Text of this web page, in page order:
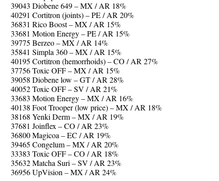
39043 Diobene 649 – MX / AR 18%
40291 Cortitron (joints) – PE / AR 20%
36831 Rico Boost – MX / AR 15%
33681 Motion Energy – PE / AR 15%
39775 Berzeo – MX / AR 14%
35841 Simpla 360 – MX / AR 15%
40195 Cortitron (hemorrhoids) – CO / AR 27%
37756 Toxic OFF – MX / AR 15%
39058 Diobene low – GT / AR 28%
40052 Toxic OFF – SV / AR 21%
33683 Motion Energy – MX / AR 16%
40138 Foot Trooper (low price) – MX / AR 18%
38168 Yenki Derm – MX / AR 19%
37681 Joinflex – CO / AR 23%
36800 Magicoa – EC / AR 19%
39465 Congelum – MX / AR 20%
33383 Toxic OFF – CO / AR 18%
35632 Matcha Suri – SV / AR 23%
36956 UpVision – MX / AR 24%